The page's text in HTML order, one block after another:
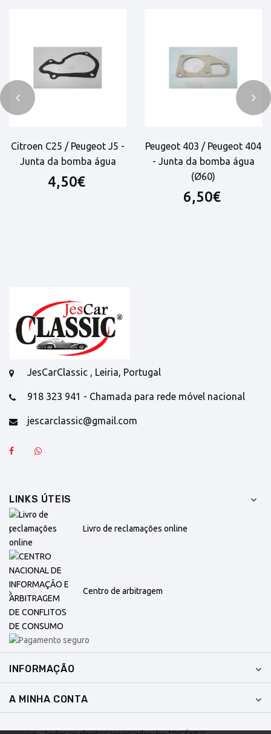
Citroen C25 / Peugeot J5 -
Junta da bomba água
4,50€
Peugeot 403 / Peugeot 404
- Junta da bomba água
(Ø60)
6,50€
JesCarClassic , Leiria, Portugal
918 323 941 - Chamada para rede móvel nacional
jescarclassic@gmail.com
LINKS ÚTEIS
Livro de reclamações online
Centro de arbitragem
INFORMAÇÃO
A MINHA CONTA